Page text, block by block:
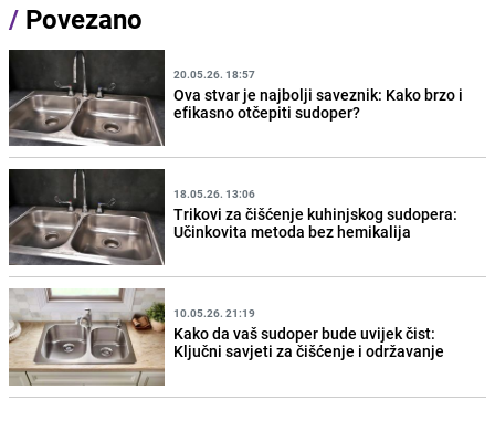
/ Povezano
20.05.26. 18:57
Ova stvar je najbolji saveznik: Kako brzo i
efikasno otčepiti sudoper?
18.05.26. 13:06
Trikovi za čišćenje kuhinjskog sudopera:
Učinkovita metoda bez hemikalija
10.05.26. 21:19
Kako da vaš sudoper bude uvijek čist:
Ključni savjeti za čišćenje i održavanje